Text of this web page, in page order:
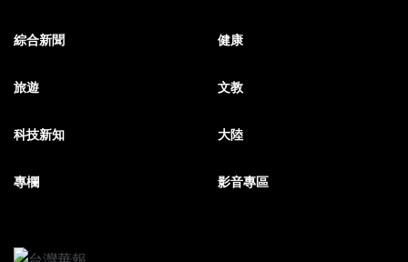
綜合新聞 健康
旅遊 文教
科技新知 大陸
專欄 影音專區